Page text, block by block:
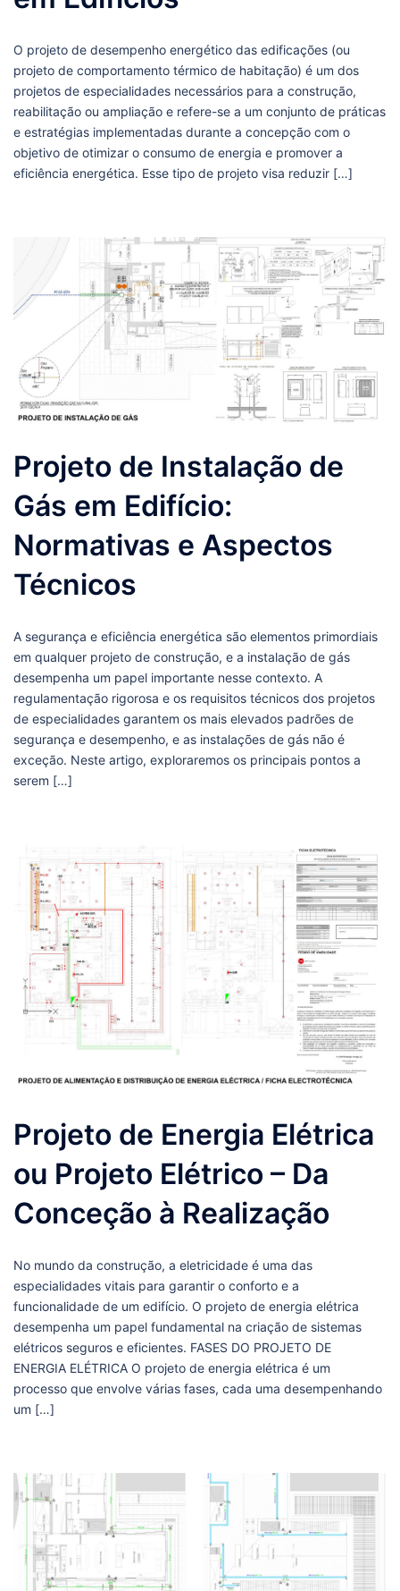
O projeto de desempenho energético das edificações (ou
projeto de comportamento térmico de habitação) é um dos
projetos de especialidades necessários para a construção,
reabilitação ou ampliação e refere-se a um conjunto de práticas
e estratégias implementadas durante a concepção com o
objetivo de otimizar o consumo de energia e promover a
eficiência energética. Esse tipo de projeto visa reduzir […]
Projeto de Instalação de
Gás em Edifício:
Normativas e Aspectos
Técnicos
A segurança e eficiência energética são elementos primordiais
em qualquer projeto de construção, e a instalação de gás
desempenha um papel importante nesse contexto. A
regulamentação rigorosa e os requisitos técnicos dos projetos
de especialidades garantem os mais elevados padrões de
segurança e desempenho, e as instalações de gás não é
exceção. Neste artigo, exploraremos os principais pontos a
serem […]
Projeto de Energia Elétrica
ou Projeto Elétrico – Da
Conceção à Realização
No mundo da construção, a eletricidade é uma das
especialidades vitais para garantir o conforto e a
funcionalidade de um edifício. O projeto de energia elétrica
desempenha um papel fundamental na criação de sistemas
elétricos seguros e eficientes. FASES DO PROJETO DE
ENERGIA ELÉTRICA O projeto de energia elétrica é um
processo que envolve várias fases, cada uma desempenhando
um […]